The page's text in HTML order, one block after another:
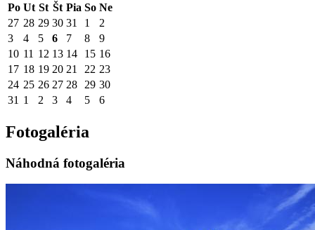
Po Ut St Št Pia So Ne
27 28 29 30 31 1
2
3
4 5 6 7 8
9
10 11 12 13 14 15 16
17 18 19 20 21 22 23
24 25 26 27 28 29 30
31 1 2 3 4 5 6
Fotogaléria
Náhodná fotogaléria